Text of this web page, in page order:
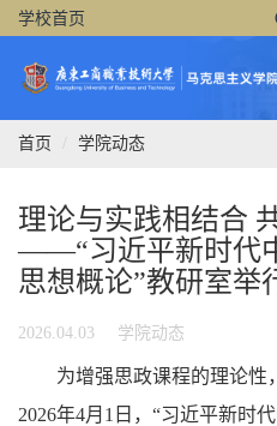
学校首页
首页
学院动态
理论与实践相结合
——“习近平新时代
思想概论”教研室举
2026.04.03 学院动态
为增强思政课程的理论性
2026年4月1日，“习近平新时